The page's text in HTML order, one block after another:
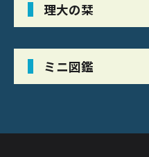
理大の栞
ミニ図鑑